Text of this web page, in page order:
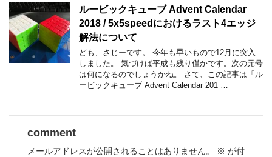
ルービックキューブ Advent Calendar
2018 / 5x5speedにおけるラスト4エッジ
解法について
ども、さじーです。 今年も早いもので12月に突入
しました。 気づけば平成も残り僅かです。次の元号
は何になるのでしょうかね。 さて、この記事は「ル
ービックキューブ Advent Calendar 201 …
comment
メールアドレスが公開されることはありません。 ※ が付